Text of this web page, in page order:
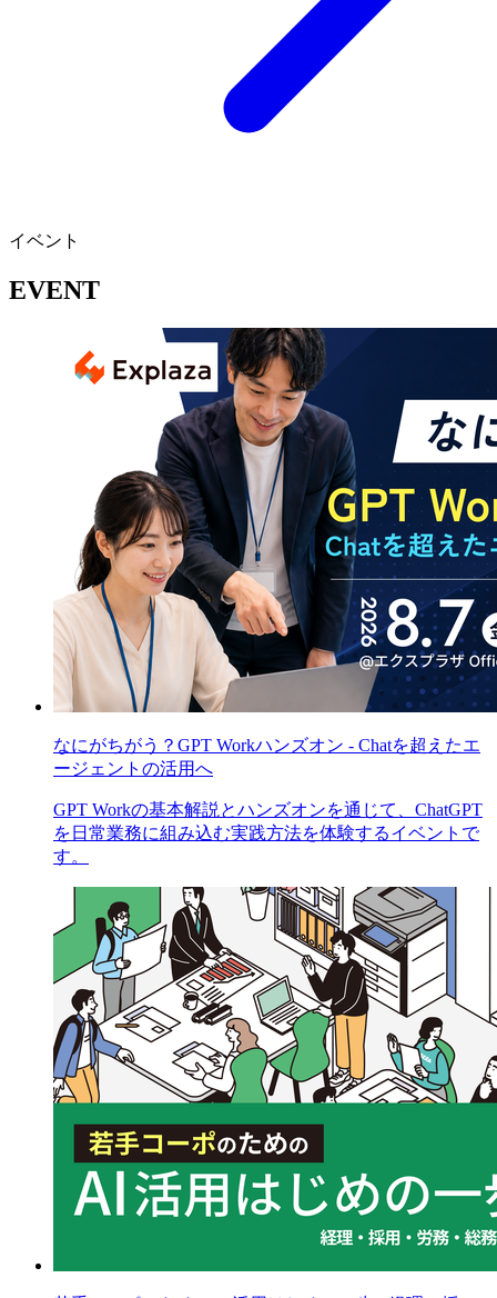
イベント
EVENT
なにがちがう？GPT Workハンズオン - Chatを超えたエ
ージェントの活用へ
GPT Workの基本解説とハンズオンを通じて、ChatGPT
を日常業務に組み込む実践方法を体験するイベントで
す。